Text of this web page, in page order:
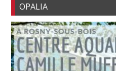
OPALIA